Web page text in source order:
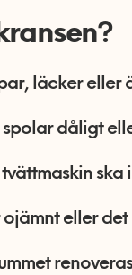
läcker eller
spolar dåligt
ska
eller det